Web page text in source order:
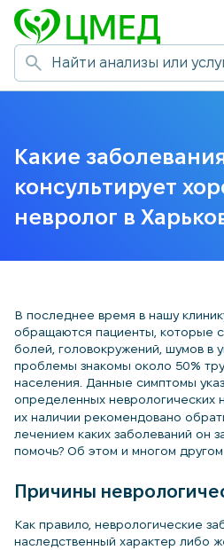
Какие
консультирует
невролог в
В последнее время в нашу
обращаются пациенты, которые
болей, головокружений, шумов в
проблемы знакомы около 50%
населения. Данные симптомы
определенных неврологических
их наличии рекомендовано
лечением каких заболеваний он
помочь? Об этом и многом другом
Причины
Как правило, неврологические
наследственный характер либо